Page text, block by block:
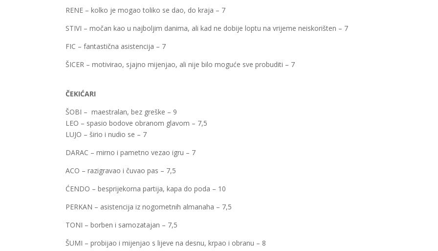
RENE – kolko je mogao toliko se dao, do kraja – 7
STIVI – močan kao u najboljim danima, ali kad ne dobije loptu na vrijeme neiskorišten – 7
FIC – fantastična asistencija – 7
ŠICER – motivirao, sjajno mijenjao, ali nije bilo moguće sve probuditi – 7
ČEKIĆARI
ŠOBI – maestralan, bez greške – 9
LEO – spasio bodove obranom glavom – 7,5
LUJO – širio i nudio se – 7
DARAC – mirno i pametno vezao igru – 7
ACO – razigravao i čuvao pas – 7,5
ĆENDO – besprijekorna partija, kapa do poda – 10
PERKAN – asistencija iz nogometnih almanaha – 7,5
TONI – borben i samozatajan – 7,5
ŠUMI – probijao i mijenjao s lijeve na desnu, krpao i obranu – 8